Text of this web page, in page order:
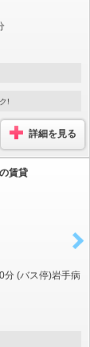
!
詳細を見る
賃貸
分 (バス停)岩手病